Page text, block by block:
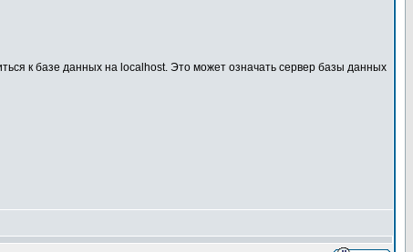
к базе данных на localhost. Это может означать сервер базы данных